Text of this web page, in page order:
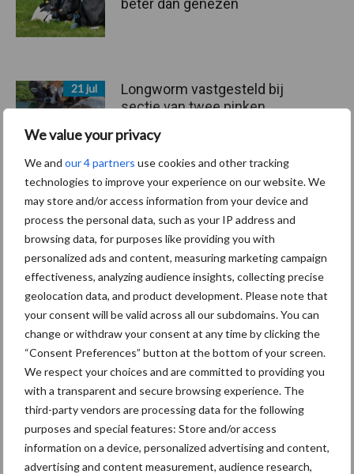
We value your privacy
We and our 4 partners use cookies and other tracking
technologies to improve your experience on our website. We
may store and/or access information from your device and
process the personal data, such as your IP address and
browsing data, for purposes like providing you with
personalized ads and content, measuring marketing campaign
effectiveness, analyzing audience insights, collecting precise
geolocation data, and product development. Please note that
your consent will be valid across all our subdomains. You can
change or withdraw your consent at any time by clicking the
“Consent Preferences” button at the bottom of your screen.
We respect your choices and are committed to providing you
with a transparent and secure browsing experience. The
third-party vendors are processing data for the following
purposes and special features: Store and/or access
information on a device, personalized advertising and content,
advertising and content measurement, audience research,
beter dan genezen
21 jul
Longworm vastgesteld bij
sectie van twee pinken
16 apr
Melkveehouder Erik: “De
koe kwam erbovenop, ik ben
overstag”
17 feb
Mycoplasma bovis op
melkveebedrijven: een
uitdaging
Toon meer